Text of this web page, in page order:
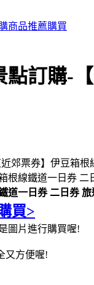
商品推薦購買
點訂購-
郊票券】伊豆箱
根線鐵道一日券 二
道一日券 二日券
買>
圖片進行購買喔!
又方便喔!